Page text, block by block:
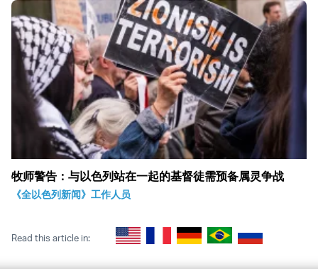
牧师警告：与以色列站在一起的基督徒需预备属灵争战
《全以色列新闻》工作人员
Read this article in: